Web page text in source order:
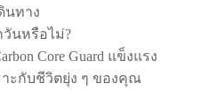
นทาง
นหรือไม่?
Core Guard แข็งแรง
ะกับชีวิตยุ่ง ๆ ของคุณ